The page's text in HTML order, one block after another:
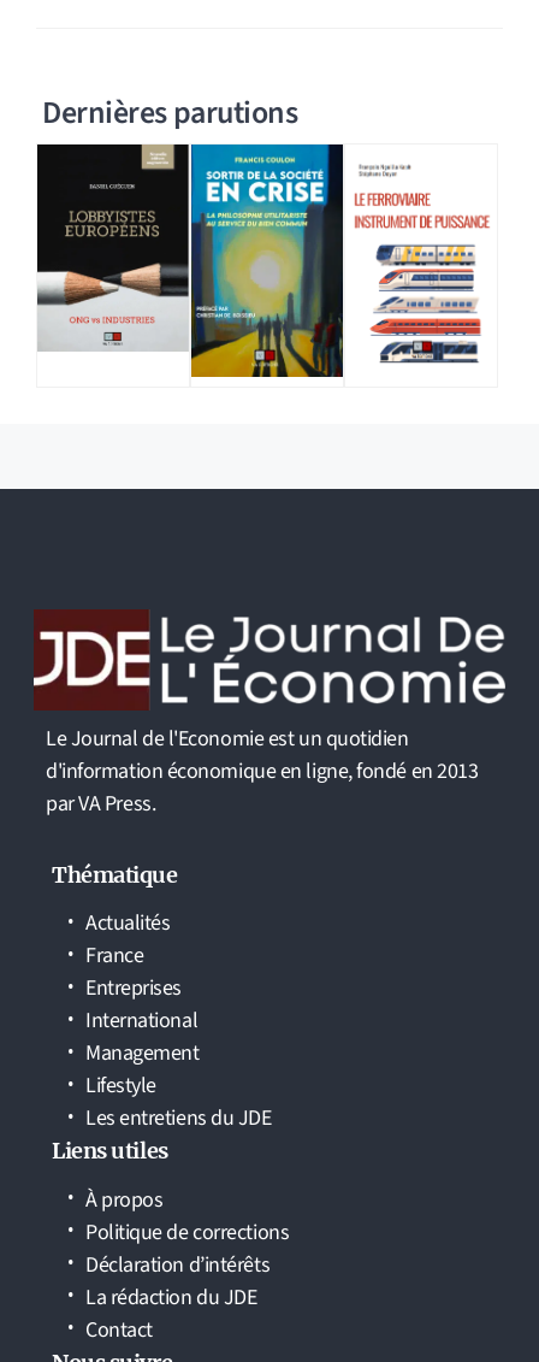
Dernières parutions
Le Journal de l'Economie est un quotidien
d'information économique en ligne, fondé en 2013
par VA Press.
Thématique
Actualités
France
Entreprises
International
Management
Lifestyle
Les entretiens du JDE
Liens utiles
À propos
Politique de corrections
Déclaration d’intérêts
La rédaction du JDE
Contact